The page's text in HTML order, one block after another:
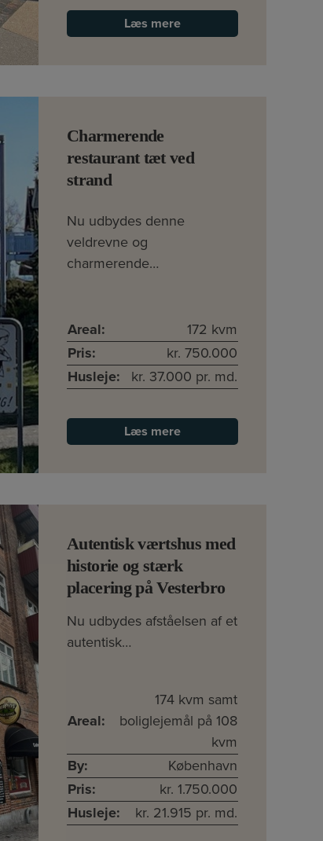
Læs mere
Charmerende
restaurant tæt ved
strand
Nu udbydes denne
veldrevne og
charmerende…
Areal:
172 kvm
Pris:
kr. 750.000
Husleje:
kr. 37.000 pr. md.
Læs mere
Autentisk værtshus med
historie og stærk
placering på Vesterbro
Nu udbydes afståelsen af et
autentisk…
Areal:
174 kvm samt
boliglejemål på 108
kvm
By:
København
Pris:
kr. 1.750.000
Husleje:
kr. 21.915 pr. md.